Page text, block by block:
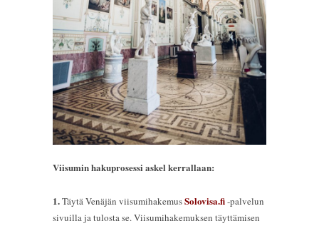
Viisumin hakuprosessi askel kerrallaan:
1.Täytä Venäjän viisumihakemusSolovisa.fi-palvelun
sivuilla ja tulosta se. Viisumihakemuksen täyttämisen